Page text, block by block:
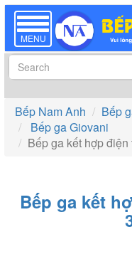
TOGGLE
NAVIGATION
MENU
Bếp Nam Anh
Bếp
Bếp ga Giovani
Bếp ga kết hợp
Bếp ga kết